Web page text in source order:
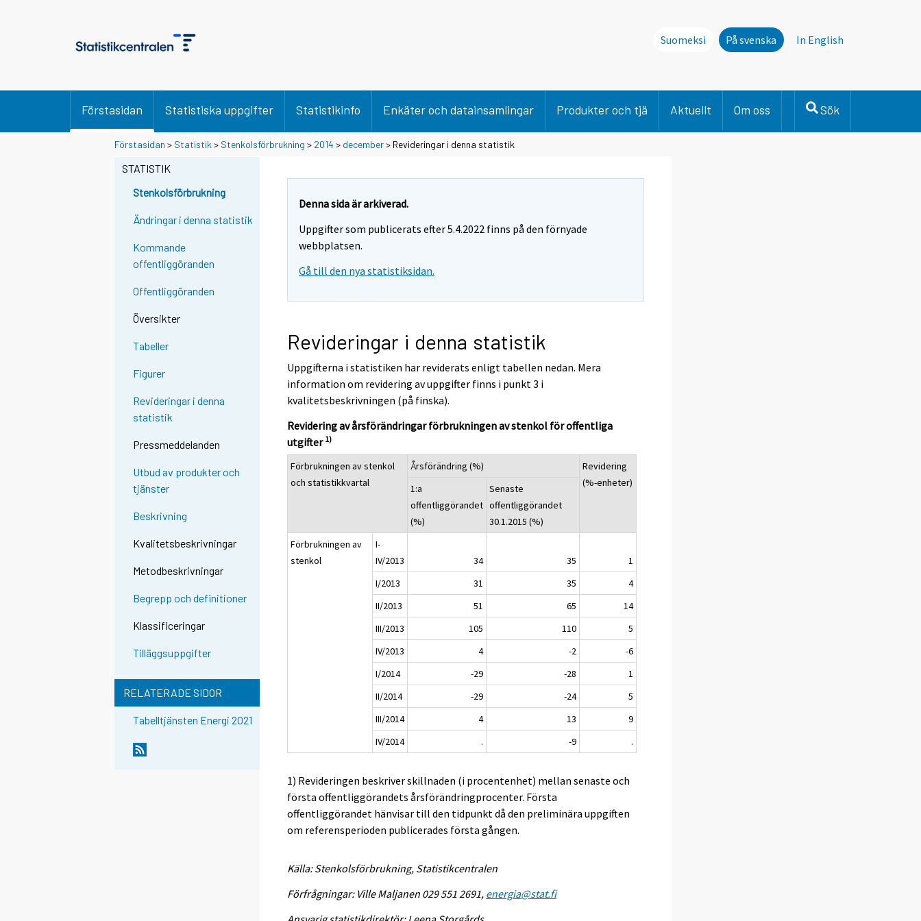
Suomeksi På svenska In English
Förstasidan Statistiska uppgifter Statistikinfo Enkäter och datainsamlingar Produkter och tjä Aktuellt Om oss Sök
Förstasidan > Statistik > Stenkolsförbrukning > 2014 > december> Revideringar i denna statistik
STATISTIK
Stenkolsförbrukning
Ändringar i denna statistik
Kommande
offentliggöranden
Offentliggöranden
Översikter
Tabeller
Figurer
Revideringar i denna
statistik
Pressmeddelanden
Utbud av produkter och
tjänster
Beskrivning
Kvalitetsbeskrivningar
Metodbeskrivningar
Begrepp och definitioner
Klassificeringar
Tilläggsuppgifter
RELATERADE SIDOR
Tabelltjänsten Energi 2021
Denna sida är arkiverad.
Uppgifter som publicerats efter 5.4.2022 finns på den förnyade
webbplatsen.
Gå till den nya statistiksidan.
Revideringar i denna statistik
Uppgifterna i statistiken har reviderats enligt tabellen nedan. Mera
information om revidering av uppgifter finns i punkt 3 i
kvalitetsbeskrivningen (på finska).
Revidering av årsförändringar förbrukningen av stenkol för offentliga
utgifter 1)
Förbrukningen av stenkol
och statistikkvartal
Årsförändring (%)
Revidering
(%-enheter)
1:a
offentliggörandet
(%)
Senaste
offentliggörandet
30.1.2015 (%)
Förbrukningen av
stenkol
I-
IV/2013
34 35
1
I/2013
31 35
4
II/2013
51 65
14
III/2013
105 110
5
IV/2013
4 -2
-6
I/2014
-29 -28
1
II/2014
-29 -24
5
III/2014
4 13
9
IV/2014
. -9 .
1) Revideringen beskriver skillnaden (i procentenhet) mellan senaste och
första offentliggörandets årsförändringprocenter. Första
offentliggörandet hänvisar till den tidpunkt då den preliminära uppgiften
om referensperioden publicerades första gången.
Källa: Stenkolsförbrukning, Statistikcentralen
Förfrågningar: Ville Maljanen 029 551 2691, energia@stat.fi